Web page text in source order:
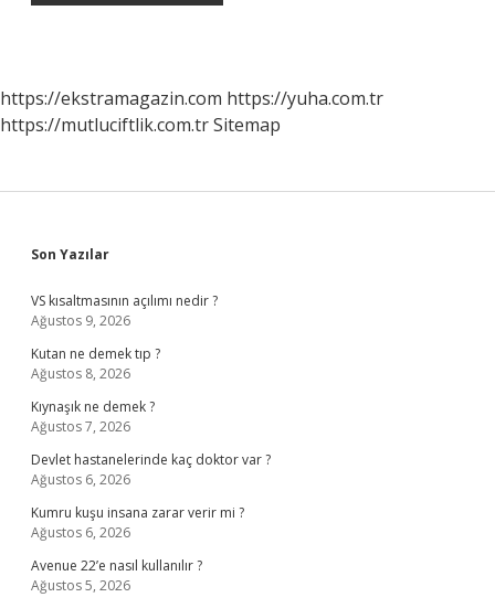
https://ekstramagazin.com https://yuha.com.tr
https://mutluciftlik.com.trSitemap
Sidebar
Son Yazılar
VS kısaltmasının açılımı nedir ?
Ağustos 9, 2026
Kutan ne demek tıp ?
Ağustos 8, 2026
Kıynaşık ne demek ?
Ağustos 7, 2026
Devlet hastanelerinde kaç doktor var ?
Ağustos 6, 2026
Kumru kuşu insana zarar verir mi ?
Ağustos 6, 2026
Avenue 22’e nasıl kullanılır ?
Ağustos 5, 2026